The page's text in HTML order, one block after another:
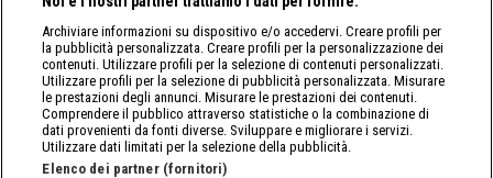
Archiviare informazioni su dispositivo e/o accedervi. Creare profili per
la pubblicità personalizzata. Creare profili per la personalizzazione dei
contenuti. Utilizzare profili per la selezione di contenuti personalizzati.
Utilizzare profili per la selezione di pubblicità personalizzata. Misurare
le prestazioni degli annunci. Misurare le prestazioni dei contenuti.
Comprendere il pubblico attraverso statistiche o la combinazione di
dati provenienti da fonti diverse. Sviluppare e migliorare i servizi.
Utilizzare dati limitati per la selezione della pubblicità.
Elenco dei partner (fornitori)